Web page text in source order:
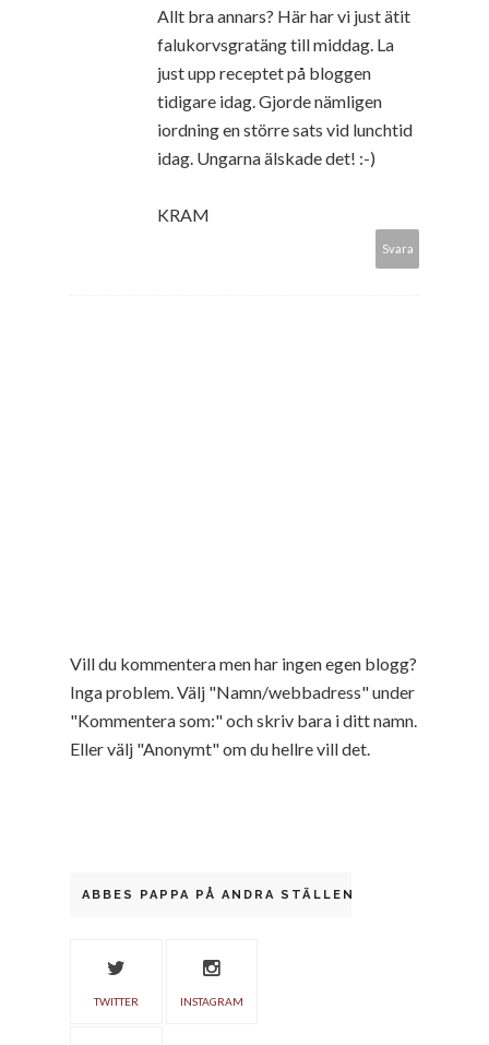
Allt bra annars? Här har vi just ätit
falukorvsgratäng till middag. La
just upp receptet på bloggen
tidigare idag. Gjorde nämligen
iordning en större sats vid lunchtid
idag. Ungarna älskade det! :-)
KRAM
Svara
Vill du kommentera men har ingen egen blogg?
Inga problem. Välj "Namn/webbadress" under
"Kommentera som:" och skriv bara i ditt namn.
Eller välj "Anonymt" om du hellre vill det.
ABBES PAPPA PÅ ANDRA STÄLLEN
TWITTER INSTAGRAM